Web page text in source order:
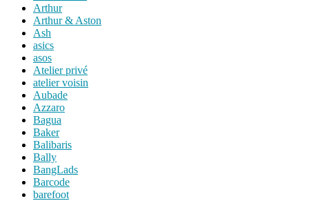
Arthur
Arthur & Aston
Ash
asics
asos
Atelier privé
atelier voisin
Aubade
Azzaro
Bagua
Baker
Balibaris
Bally
BangLads
Barcode
barefoot